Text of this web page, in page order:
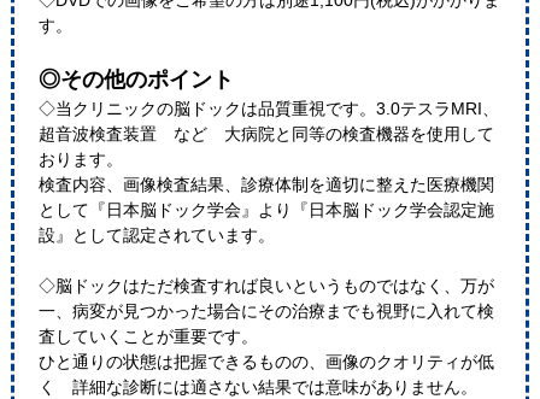
す。
◎その他のポイント
◇当クリニックの脳ドックは品質重視です。3.0テスラMRI、
超音波検査装置 など 大病院と同等の検査機器を使用して
おります。
検査内容、画像検査結果、診療体制を適切に整えた医療機関
として『日本脳ドック学会』より『日本脳ドック学会認定施
設』として認定されています。
◇脳ドックはただ検査すれば良いというものではなく、万が
一、病変が見つかった場合にその治療までも視野に入れて検
査していくことが重要です。
ひと通りの状態は把握できるものの、画像のクオリティが低
く 詳細な診断には適さない結果では意味がありません。